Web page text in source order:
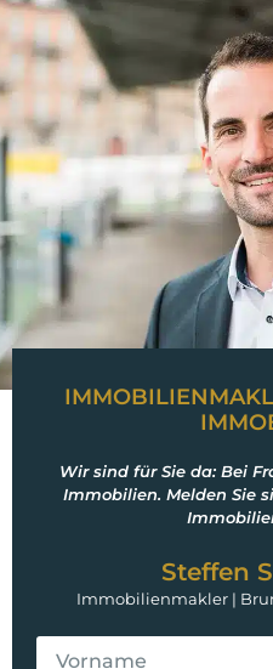
Wir sind für Sie da: Bei
Immobilien. Melden Sie
Steffen
Immobilienmakler |